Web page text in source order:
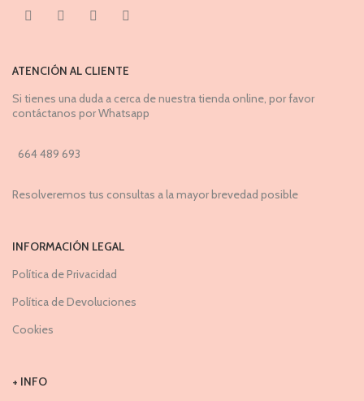
ATENCIÓN AL CLIENTE
Si tienes una duda a cerca de nuestra tienda online, por favor
contáctanos por Whatsapp
664 489 693
Resolveremos tus consultas a la mayor brevedad posible
INFORMACIÓN LEGAL
Política de Privacidad
Política de Devoluciones
Cookies
+ INFO